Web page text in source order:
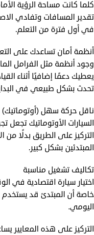
كلما كانت مساحة الرؤية
تقدير المسافات وتفادي
في أول فترة من التعلم.
أنظمة أمان تساعدك على
وجود أنظمة مثل الفرامل
يعطيك دعمًا إضافيًا أثناء
تحدث بشكل طبيعي في
ناقل حركة سهل (أوتوماتيك)
السيارات الأوتوماتيك تجعل
التركيز على الطريق بدلًا من
المبتدئين بشكل كبير.
تكاليف تشغيل مناسبة
اختيار سيارة اقتصادية في
خاصة أن المبتدئ قد يستخدم
اليومي.
التركيز على هذه المعايير